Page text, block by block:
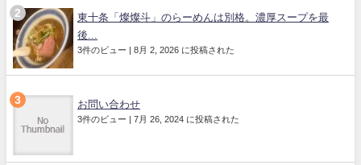
東十条「燦燦斗」のらーめんは別格。濃厚スープを最
後...
3件のビュー | 8月 2, 2026 に投稿された
お問い合わせ
3件のビュー | 7月 26, 2024 に投稿された